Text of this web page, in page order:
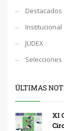
Destacados
Institucional
JUDEX
Selecciones
ÚLTIMAS
XI